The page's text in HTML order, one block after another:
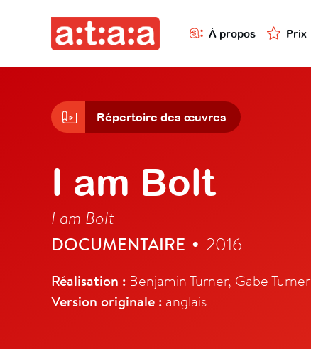
À propos Prix
Répertoire des œuvres
I am Bolt
I am Bolt
DOCUMENTAIRE • 2016
Réalisation : Benjamin Turner, Gabe Turner
Version originale : anglais